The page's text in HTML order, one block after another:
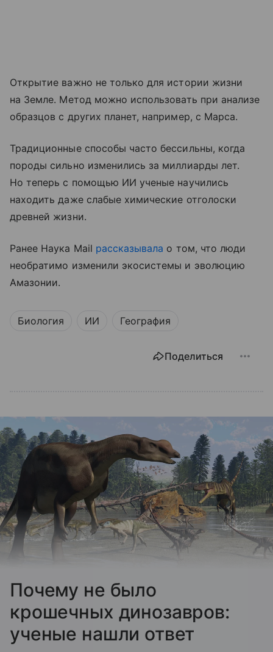
Открытие важно не только для истории жизни
на Земле. Метод можно использовать при анализе
образцов с других планет, например, с Марса.
Традиционные способы часто бессильны, когда
породы сильно изменились за миллиарды лет.
Но теперь с помощью ИИ ученые научились
находить даже слабые химические отголоски
древней жизни.
Ранее Наука Mail рассказывала о том, что люди
необратимо изменили экосистемы и эволюцию
Амазонии.
Биология ИИ География
Поделиться
Почему не было
крошечных динозавров:
ученые нашли ответ